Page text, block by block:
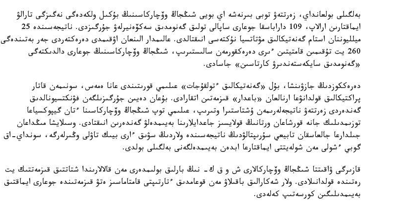
بەلگىلى بولعانداي، زەرتتەۋ توبى بىرنەشە اي بويى شىڭجاڭ وۆچاركاسىنىڭ بۇكىل ولكەدەگى نەگىزگى تارالۋ
ايماقتارىن ارالاپ، 109 داراباسقا جوعارى ساپالى تولىق گەنومدىق سەكۆەنيرلەۋ جۇرگىزدى. ناتيجەسىندە 25
ميلليوننان استام گەنەتيكالىق مۋتاتسيا نۇكتەسى انىقتالدى. عالىمدار الىنعان اۋقىمدى دەرەكتەردى جەر بەتىندەگى
260 يت تۇقىمىن قامتيتىن ءىرى دەرەكقورمەن سالىستىرىپ، شىڭجاڭ وۆچاركاسىنىڭ جوعارى دالدىكتەگى
«گەنومدىق سايكەستەندىرۋ كارتاسىن» جاسادى.
دەرەككوزدىڭ جازۋىنشا، بۇل «گەنەتيكالىق ءتولقۇجات» عىلىمي قورىتىندى عانا ەمەس، سونىمەن قاتار
پراكتيكالىق قولدانۋعا ارنالعان «باعدار» قىزمەتىن اتقارادى. بۇعان دەيىن جۇرگىزىلگەن فۋنكتسيونالدىق
گەندەردى زەرتتەۋ ناتيجەلەرىمەن ۇشتاستىرا وتىرىپ، عىلىمي توپ شىڭجاڭ وۆچاركاسىنا ءتان گيپوكسياعا
توزىمدىلىك جانە قورشاعان ورتانىڭ قولايسىز جاعدايلارىنا بەيىمدەلۋ گەندەرىن انىقتادى. وسىلايشا مىڭداعان
جىلدارعا جالعاسقان تابيعي سۇرىپتالۋدىڭ ناتيجەسىندە ولاردىڭ سۋىق ءارى بيىك تاۋلى وڭىرلەرگە، سونداي-اق
گوبي ءشولى مەن شولەيتتى ايماقتارعا ابدەن بەيىمدەلگەنى بەلگىلى بولدى.
قازىرگى ۋاقىتتا شىڭجاڭ وۆچاركالارى ش و ق ك- نىڭ بارلىق بولىمدەرى مەن قالالارىندا شتاتتىق قىزمەتتىك يت
رەتىندە قولدانىلادى. ولار شەكارالىق باقىلاۋ مەن قوعامدىق ءتارتىپتى قامتاماسىز ەتۋ قىزمەتىندە جوعارى ايماقتىق
بەيىمدىلىگىن كورسەتىپ كەلەدى.